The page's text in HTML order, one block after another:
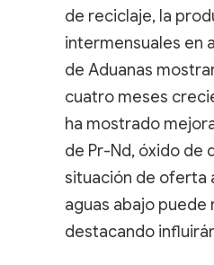
de reciclaje, la
intermensuales en
de Aduanas
cuatro meses
ha mostrado
de Pr-Nd, óxido de
situación de oferta
aguas abajo
destacando